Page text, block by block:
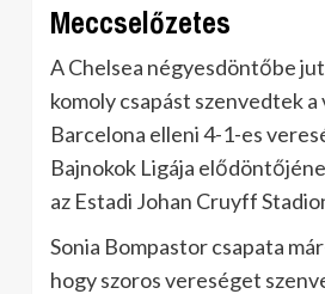
Meccselőzetes
A Chelsea négyesdöntőbe
komoly csapást szenvedtek a
Barcelona elleni 4-1-es
Bajnokok Ligája
az Estadi Johan Cruyff
Sonia Bompastor csapata
hogy szoros vereséget